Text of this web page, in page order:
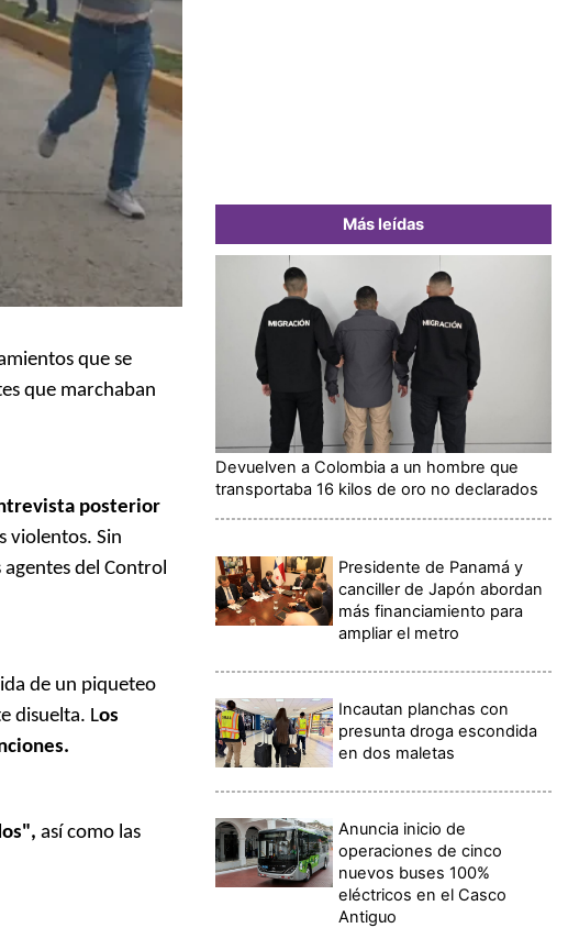
que se
que marchaban
posterior
violentos. Sin
del Control
de un piqueteo
disuelta. Los
así como las
Más leídas
Devuelven a Colombia a un hombre que
transportaba 16 kilos de oro no declarados
Presidente de Panamá y
canciller de Japón abordan
más financiamiento para
ampliar el metro
Incautan planchas con
presunta droga escondida
en dos maletas
Anuncia inicio de
operaciones de cinco
nuevos buses 100%
eléctricos en el Casco
Antiguo